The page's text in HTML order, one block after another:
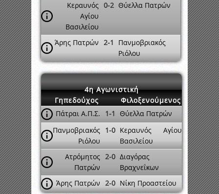
Κεραυνός
Αγίου
Βασιλείου
0-2 Θύελλα Πατρών
Άρης Πατρών 2-1
Πανμοβριακός
Ριόλου
4η Αγωνιστική
Γηπεδούχος
Φιλοξενούμενος
Πάτραι Α.Π.Σ.
1-1 Θύελλα Πατρών
Πανμοβριακός
Ριόλου
1-0 Κεραυνός Αγίου
Βασιλείου
Ατρόμητος
Πατρών
2-0 Διαγόρας
Βραχνεΐκων
Άρης Πατρών 2-0 Νίκη Προαστείου